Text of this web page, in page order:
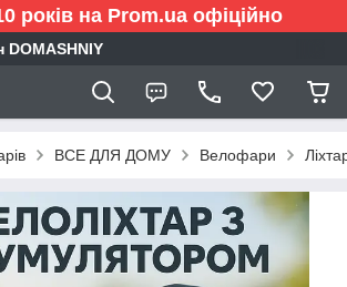
років на Prom.ua офіційно
DOMASHNIY
ВСЕ ДЛЯ ДОМУ Велофари